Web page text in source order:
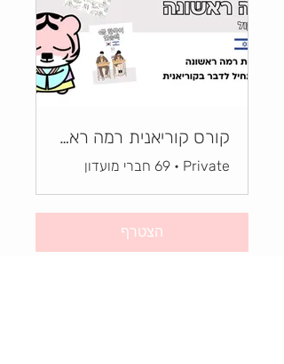
קורס קוריאנית רמה ראשונה| 한국어 1급
Private
• 69 חברי מועדון
הצטרף